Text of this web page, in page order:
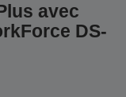
avec
DS-